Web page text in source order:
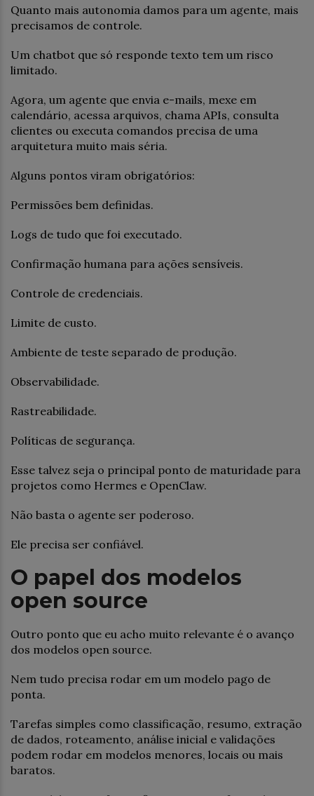
Quanto mais autonomia damos para um agente, mais
precisamos de controle.
Um chatbot que só responde texto tem um risco
limitado.
Agora, um agente que envia e-mails, mexe em
calendário, acessa arquivos, chama APIs, consulta
clientes ou executa comandos precisa de uma
arquitetura muito mais séria.
Alguns pontos viram obrigatórios:
Permissões bem definidas.
Logs de tudo que foi executado.
Confirmação humana para ações sensíveis.
Controle de credenciais.
Limite de custo.
Ambiente de teste separado de produção.
Observabilidade.
Rastreabilidade.
Políticas de segurança.
Esse talvez seja o principal ponto de maturidade para
projetos como Hermes e OpenClaw.
Não basta o agente ser poderoso.
Ele precisa ser confiável.
O papel dos modelos
open source
Outro ponto que eu acho muito relevante é o avanço
dos modelos open source.
Nem tudo precisa rodar em um modelo pago de
ponta.
Tarefas simples como classificação, resumo, extração
de dados, roteamento, análise inicial e validações
podem rodar em modelos menores, locais ou mais
baratos.